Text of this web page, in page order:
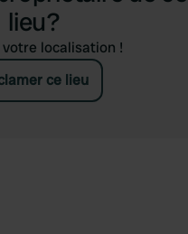
lieu?
localisation !
ce lieu